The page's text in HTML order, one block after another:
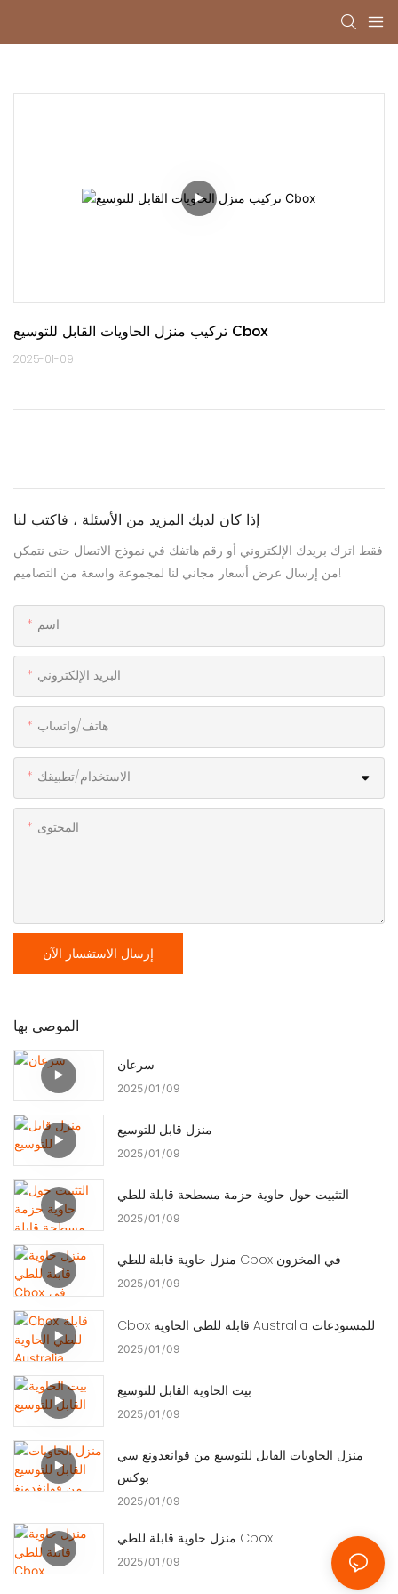
تركيب منزل الحاويات القابل للتوسيع Cbox
2025-01-09
إذا كان لديك المزيد من الأسئلة ، فاكتب لنا
فقط اترك بريدك الإلكتروني أو رقم هاتفك في نموذج الاتصال حتى نتمكن
من إرسال عرض أسعار مجاني لنا لمجموعة واسعة من التصاميم!
اسم
البريد الإلكتروني
هاتف/واتساب
الاستخدام/تطبيقك
المحتوى
إرسال الاستفسار الآن
الموصى بها
سرعان
2025 01 09
منزل قابل للتوسيع
2025 01 09
التثبيت حول حاوية حزمة مسطحة قابلة للطي
2025 01 09
منزل حاوية قابلة للطي Cbox في المخزون
2025 01 09
Cbox قابلة للطي الحاوية Australia للمستودعات
2025 01 09
بيت الحاوية القابل للتوسيع
2025 01 09
منزل الحاويات القابل للتوسيع من قوانغدونغ سي
بوكس
2025 01 09
منزل حاوية قابلة للطي Cbox
2025 01 09